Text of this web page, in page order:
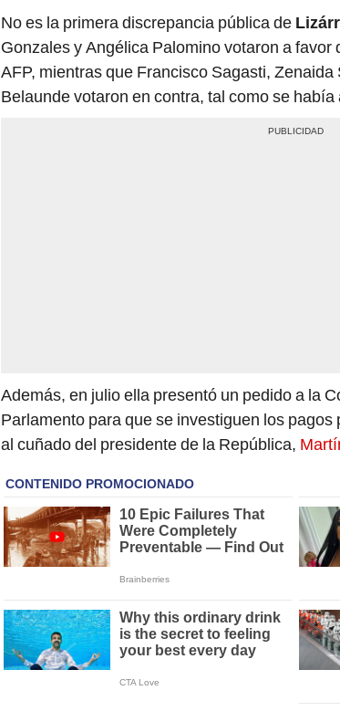
No es la primera discrepancia pública de
Gonzales y Angélica Palomino votaron a favor
AFP, mientras que Francisco Sagasti,
Belaunde votaron en contra, tal como se había
Además, en julio ella presentó un pedido a la
Parlamento para que se investiguen los
al cuñado del presidente de la República,